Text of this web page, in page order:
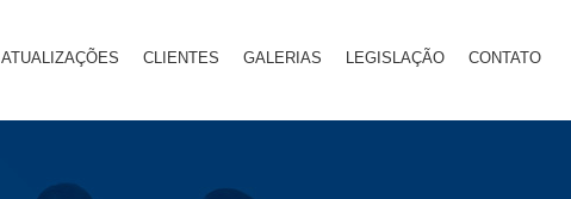
ATUALIZAÇÕES CLIENTES GALERIAS LEGISLAÇÃO CONTATO